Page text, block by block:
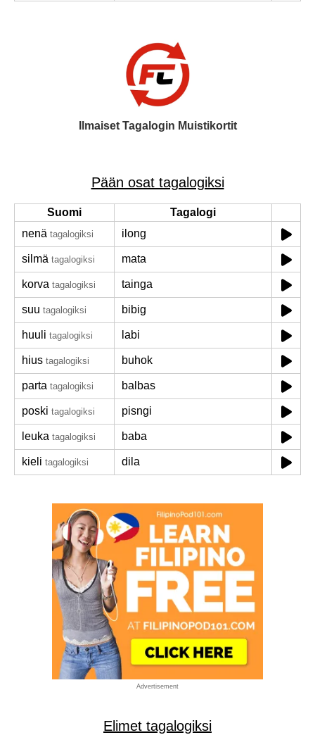
Ilmaiset Tagalogin Muistikortit
Pään osat tagalogiksi
Suomi
Tagalogi
nenä tagalogiksi ilong
silmä tagalogiksi mata
korva tagalogiksi tainga
suu tagalogiksi bibig
huuli tagalogiksi labi
hius tagalogiksi buhok
parta tagalogiksi balbas
poski tagalogiksi pisngi
leuka tagalogiksi baba
kieli tagalogiksi dila
Advertisement
Elimet tagalogiksi